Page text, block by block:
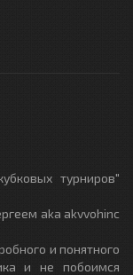
турниров"
aka akvvohinc
и понятного
и не побоимся